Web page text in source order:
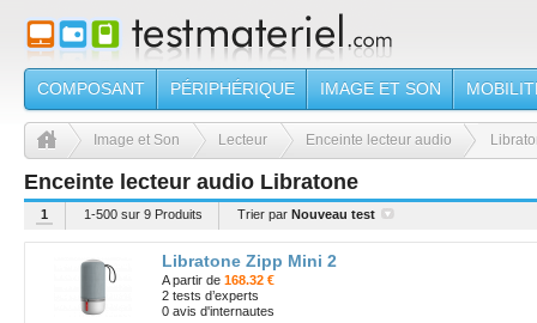
COMPOSANT PÉRIPHÉRIQUE IMAGE ET SON
Image et Son Lecteur Enceinte lecteur audio
Enceinte lecteur audio Libratone
1 1-500 sur 9 Produits Trier par Nouveau test
Libratone Zipp Mini 2
A partir de 168.32 €
2 tests d’experts
0 avis d'internautes